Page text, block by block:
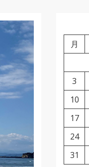
月
3
10
17
24
31